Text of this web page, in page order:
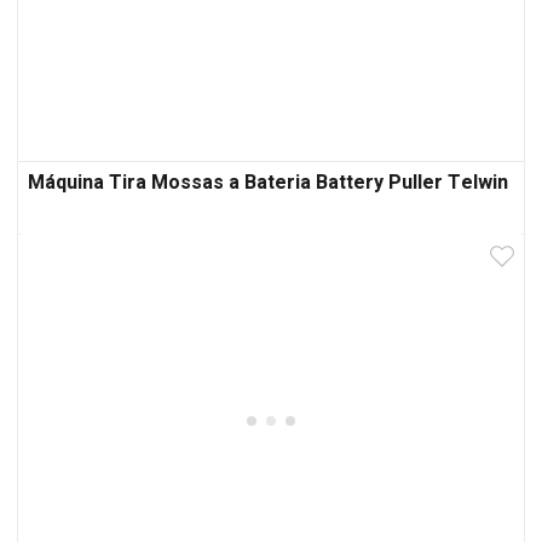
Máquina Tira Mossas a Bateria Battery Puller Telwin